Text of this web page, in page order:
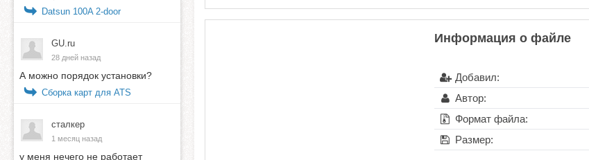
Информация о файле
Добавил:
Автор:
Формат файла:
Размер:
Datsun 100A 2-door
GU.ru
28 дней назад
А можно порядок установки?
Сборка карт для ATS
сталкер
1 месяц назад
у меня нечего не работает